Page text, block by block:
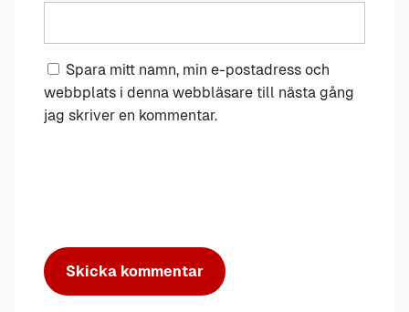
Spara mitt namn, min e-postadress och
webbplats i denna webbläsare till nästa gång
jag skriver en kommentar.